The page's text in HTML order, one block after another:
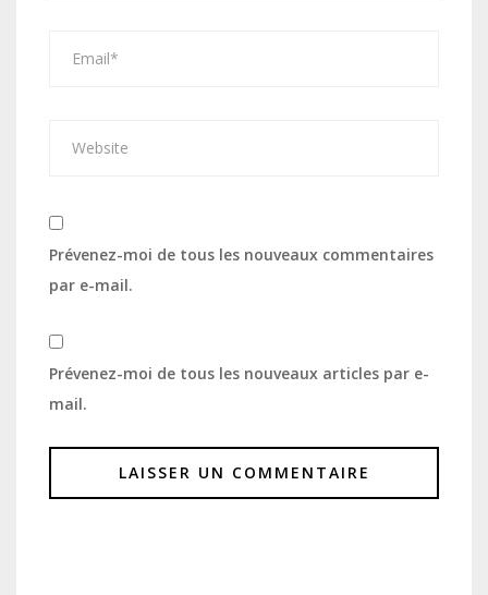
Prévenez-moi de tous les nouveaux commentaires
par e-mail.
Prévenez-moi de tous les nouveaux articles par e-
mail.